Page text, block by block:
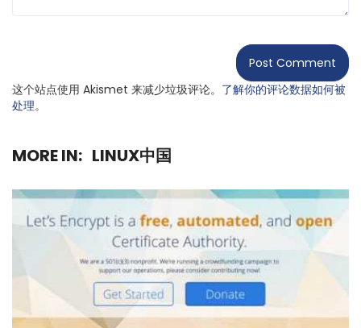
这个站点使用 Akismet 来减少垃圾评论。 了解你的评论数据如何被
处理。
MORE IN: LINUX中国